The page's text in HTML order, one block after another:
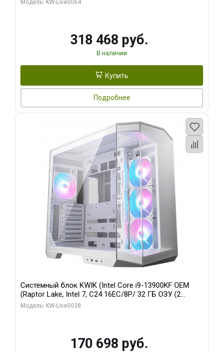
Модель: KW-Live0064
318 468 руб.
В наличии
Купить
Подробнее
Системный блок KWIK (Intel Core i9-13900KF OEM
(Raptor Lake, Intel 7, C24 16EC/8P/ 32 ГБ ОЗУ (2
модуля)/ Gigabyte RX9070XT GAMING OC 16GB GDDR6
Модель: KW-Live0038
170 698 руб.